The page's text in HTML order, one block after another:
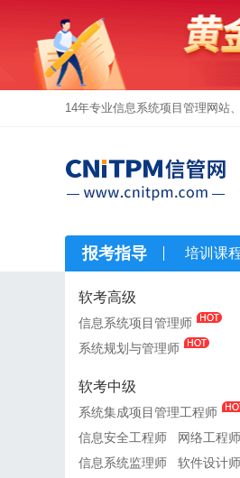
14年专业信息系统项目管理网站
报考指导 培训课
软考高级
信息系统项目管理师
系统规划与管理师
软考中级
系统集成项目管理工程师
信息安全工程师
网络工程师
信息系统监理师
软件设计师